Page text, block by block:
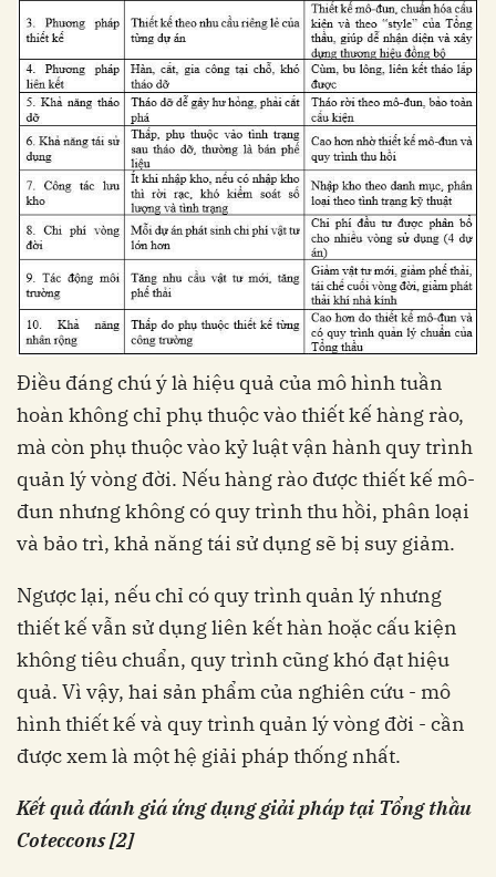
Điều đáng chú ý là hiệu quả của mô hình tuần
hoàn không chỉ phụ thuộc vào thiết kế hàng rào,
mà còn phụ thuộc vào kỷ luật vận hành quy trình
quản lý vòng đời. Nếu hàng rào được thiết kế mô-
đun nhưng không có quy trình thu hồi, phân loại
và bảo trì, khả năng tái sử dụng sẽ bị suy giảm.
Ngược lại, nếu chỉ có quy trình quản lý nhưng
thiết kế vẫn sử dụng liên kết hàn hoặc cấu kiện
không tiêu chuẩn, quy trình cũng khó đạt hiệu
quả. Vì vậy, hai sản phẩm của nghiên cứu - mô
hình thiết kế và quy trình quản lý vòng đời - cần
được xem là một hệ giải pháp thống nhất.
Kết quả đánh giá ứng dụng giải pháp tại Tổng thầu
Coteccons [2]